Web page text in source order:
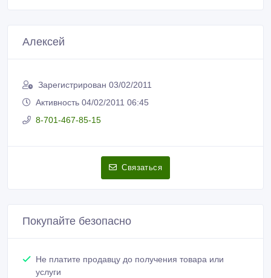
Алексей
Зарегистрирован 03/02/2011
Активность 04/02/2011 06:45
8-701-467-85-15
Связаться
Покупайте безопасно
Не платите продавцу до получения товара или
услуги